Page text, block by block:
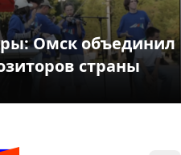
Омск объединил
страны